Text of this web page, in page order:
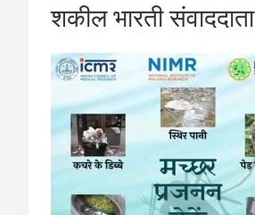
शकील भारती संवाददाता